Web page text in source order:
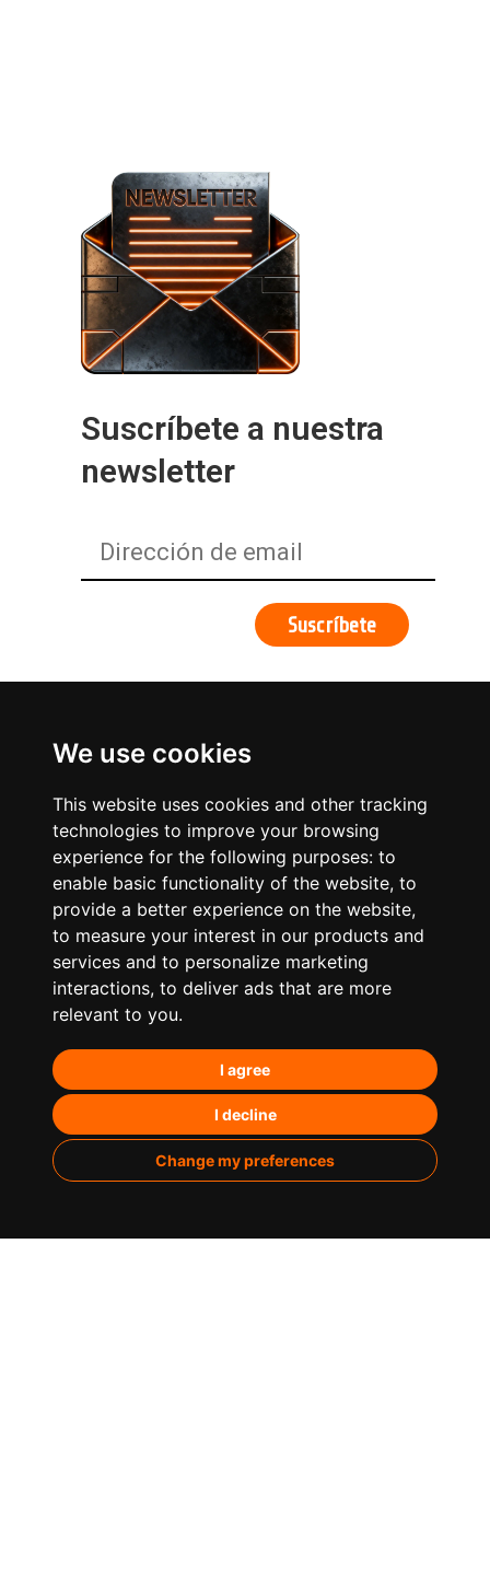
We use cookies
This website uses cookies and other tracking
technologies to improve your browsing
experience for the following purposes: to
enable basic functionality of the website, to
provide a better experience on the website,
to measure your interest in our products and
services and to personalize marketing
interactions, to deliver ads that are more
relevant to you.
I agree
I decline
Change my preferences
Suscríbete a nuestra
newsletter
¿Qué hacemos?
Posicionamiento en IA’s
Paid Media
Marketing de contenidos
Analítica